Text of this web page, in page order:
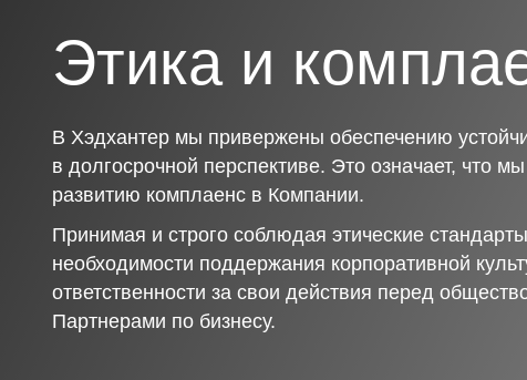
Этика и
В Хэдхантер мы привержены обеспечению
в долгосрочной перспективе. Это означает, что
развитию комплаенс в Компании.
Принимая и строго соблюдая этические
необходимости поддержания корпоративной
ответственности за свои действия перед
Партнерами по бизнесу.